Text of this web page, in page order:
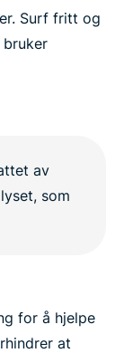
Surf fritt og
bruker
for å hjelpe
at